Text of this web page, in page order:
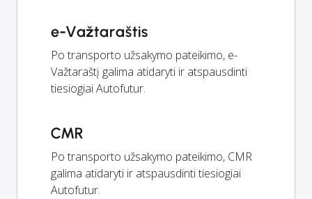
e-Važtaraštis
Po transporto užsakymo pateikimo, e-
Važtaraštį galima atidaryti ir atspausdinti
tiesiogiai Autofutur.
CMR
Po transporto užsakymo pateikimo, CMR
galima atidaryti ir atspausdinti tiesiogiai
Autofutur.